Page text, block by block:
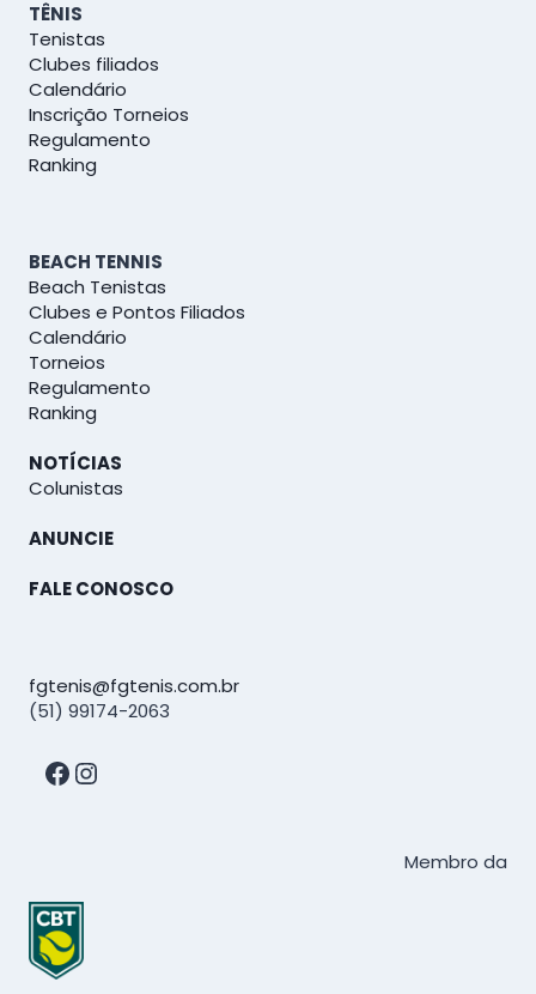
TÊNIS
Tenistas
Clubes filiados
Calendário
Inscrição Torneios
Regulamento
Ranking
BEACH TENNIS
Beach Tenistas
Clubes e Pontos Filiados
Calendário
Torneios
Regulamento
Ranking
NOTÍCIAS
Colunistas
ANUNCIE
FALE CONOSCO
fgtenis@fgtenis.com.br
(51) 99174-2063
Facebook
Instagram
Membro da